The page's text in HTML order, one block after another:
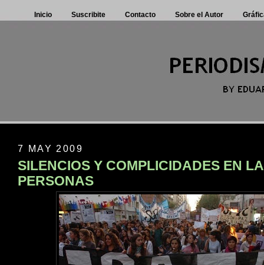
Inicio Suscribite Contacto Sobre el Autor
7 MAY 2009
SILENCIOS Y COMPLICIDADES EN
PERSONAS